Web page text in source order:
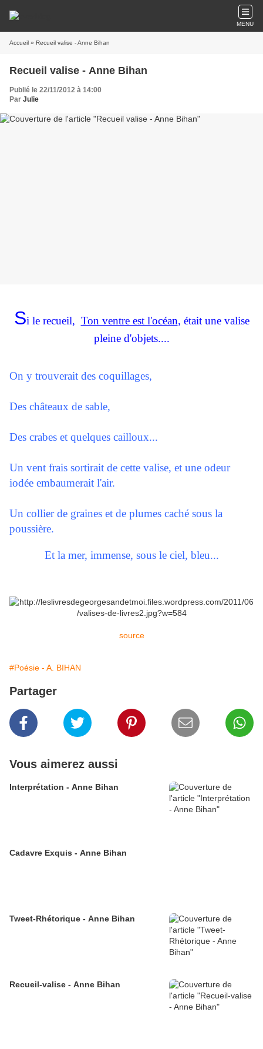
MENU
Accueil » Recueil valise - Anne Bihan
Recueil valise - Anne Bihan
Publié le 22/11/2012 à 14:00
Par Julie
Si le recueil, Ton ventre est l'océan, était une valise
pleine d'objets....
On y trouverait des coquillages,
Des châteaux de sable,
Des crabes et quelques cailloux...
Un vent frais sortirait de cette valise, et une odeur
iodée embaumerait l'air.
Un collier de graines et de plumes caché sous la
poussière.
Et la mer, immense, sous le ciel, bleu...
source
#Poésie - A. BIHAN
Partager
Vous aimerez aussi
Interprétation - Anne Bihan
Cadavre Exquis - Anne Bihan
Tweet-Rhétorique - Anne Bihan
Recueil-valise - Anne Bihan